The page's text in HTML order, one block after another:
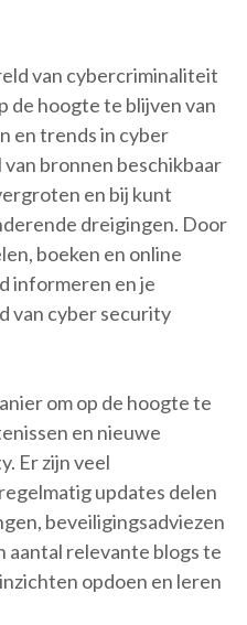
van cybercriminaliteit
de hoogte te blijven van
en trends in cyber
bronnen beschikbaar
en bij kunt
dreigingen. Door
boeken en online
informeren en je
van cyber security
om op de hoogte te
en nieuwe
Er zijn veel
updates delen
beveiligingsadviezen
aantal relevante blogs te
opdoen en leren